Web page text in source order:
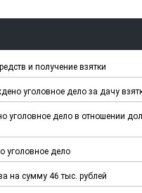
и получение взятки
уголовное дело за дачу
уголовное дело в отношении
уголовное дело
на сумму 46 тыс. рублей